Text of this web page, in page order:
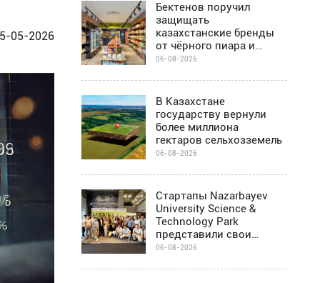
05-2026
Бектенов поручил
защищать
казахстанские бренды
от чёрного пиара и
барьеров на полках
06-08-2026
В Казахстане
государству вернули
более миллиона
гектаров сельхозземель
06-08-2026
Стартапы Nazarbayev
University Science &
Technology Park
представили свои
проекты инвесторам в
06-08-2026